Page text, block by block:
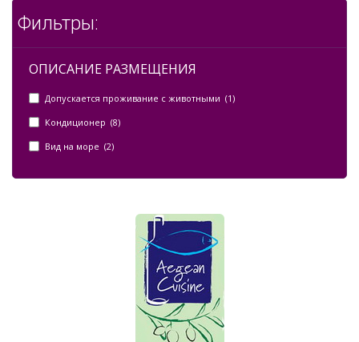
Фильтры:
ОПИСАНИЕ РАЗМЕЩЕНИЯ
Допускается проживание с животными (1)
Кондиционер (8)
Вид на море (2)